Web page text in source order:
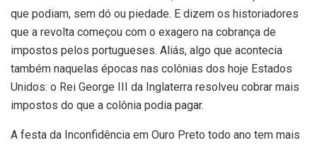
que podiam, sem dó ou piedade. E dizem os historiadores
que a revolta começou com o exagero na cobrança de
impostos pelos portugueses. Aliás, algo que acontecia
também naquelas épocas nas colônias dos hoje Estados
Unidos: o Rei George III da Inglaterra resolveu cobrar mais
impostos do que a colônia podia pagar.
A festa da Inconfidência em Ouro Preto todo ano tem mais